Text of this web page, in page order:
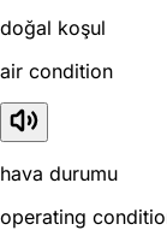
doğal koşul
air condition
hava durumu
operating